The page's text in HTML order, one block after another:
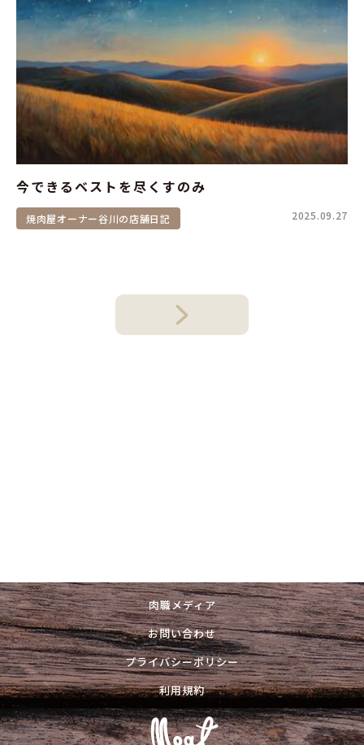
今できるベストを尽くすのみ
焼肉屋オーナー谷川の店舗日記 2025.09.27
肉職メディア
お問い合わせ
プライバシーポリシー
利用規約